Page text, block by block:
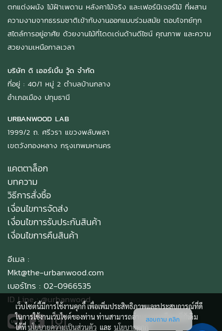
ตกแต่งผนัง ไม้ฝ้าเพดาน หลังคาไม้จริง และเฟอร์นิเจอร์ไม้ ที่ผสาน
ความงามจากธรรมชาติเข้ากับงานออกแบบร่วมสมัย ตอบโจทย์ทุก
สไตล์การอยู่อาศัย ด้วยงานไม้ที่โดดเด่นด้านดีไซน์ คุณภาพ และความ
สวยงามเหนือกาลเวลา
บริษัท ดิ เออร์เบิ้น วู้ด จำกัด
ที่อยู่ : 40/1 หมู่ 2 ตำบลบ้านกลาง
อำเภอเมือง ปทุมธานี
URBANWOOD LAB
1999/2 ถ. ศรีวรา แขวงพลับพลา
เขตวังทองหลาง กรุงเทพมหานคร
แคตตาล็อก
บทความ
วิธีการสั่งซื้อ
เงื่อนไขการจัดส่ง
เงื่อนไขการรับประกันสินค้า
เงื่อนไขการคืนสินค้า
อีเมล :
Mkt@the-urbanwood.com
เบอร์โทร : 02-0966535
ID Line :@urbanwood
เว็บไซต์นี้มีการใช้งานคุกกี้ เพื่อเพิ่มประสิทธิภาพและประสบการณ์ที่ดี
ในการใช้งานเว็บไซต์ของท่าน ท่านสามารถอ่านรายละเอียดเพิ่มเติม
ได้ที่นโยบายความเป็นส่วนตัว และ นโยบายคุกกี้
สอบถาม คลิก